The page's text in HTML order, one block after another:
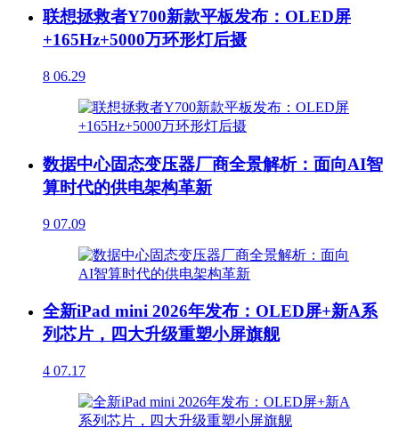
联想拯救者Y700新款平板发布：OLED屏
+165Hz+5000万环形灯后摄
8 06.29
数据中心固态变压器厂商全景解析：面向AI智
算时代的供电架构革新
9 07.09
全新iPad mini 2026年发布：OLED屏+新A系
列芯片，四大升级重塑小屏旗舰
4 07.17